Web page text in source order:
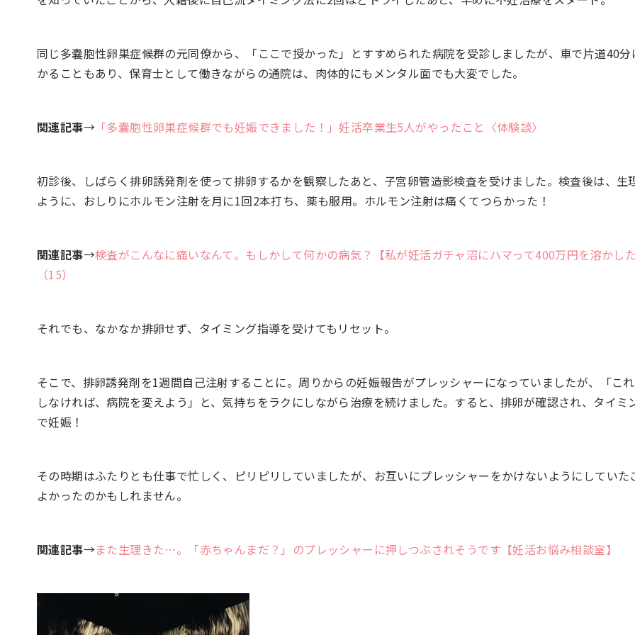
同じ多嚢胞性卵巣症候群の元同僚から、「ここで授かった」とすすめられた病院を受診しましたが、車で片道40分
かることもあり、保育士として働きながらの通院は、肉体的にもメンタル面でも大変でした。
関連記事→ 「多囊胞性卵巣症候群でも妊娠できました！」妊活卒業生5人がやったこと〈体験談〉
初診後、しばらく排卵誘発剤を使って排卵するかを観察したあと、子宮卵管造影検査を受けました。検査後は、生
ように、おしりにホルモン注射を月に1回2本打ち、薬も服用。ホルモン注射は痛くてつらかった！
関連記事→検査がこんなに痛いなんて。もしかして何かの病気？【私が妊活ガチャ沼にハマって400万円を溶かした
（15）
それでも、なかなか排卵せず、タイミング指導を受けてもリセット。
そこで、排卵誘発剤を1週間自己注射することに。周りからの妊娠報告がプレッシャーになっていましたが、「こ
しなければ、病院を変えよう」と、気持ちをラクにしながら治療を続けました。すると、排卵が確認され、タイミ
で妊娠！
その時期はふたりとも仕事で忙しく、ピリピリしていましたが、お互いにプレッシャーをかけないようにしていた
よかったのかもしれません。
関連記事→また生理きた…。「赤ちゃんまだ？」のプレッシャーに押しつぶされそうです【妊活お悩み相談室】